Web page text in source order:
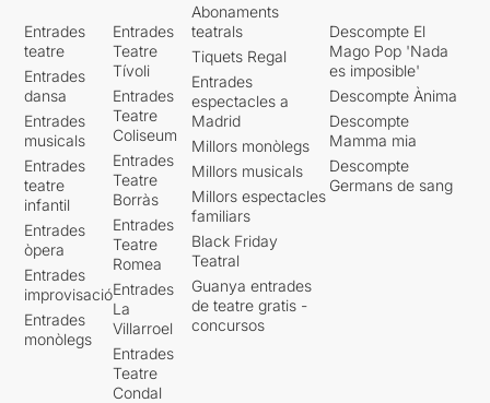
Entrades
teatre
Entrades
dansa
Entrades
musicals
Entrades
teatre
infantil
Entrades
òpera
Entrades
improvisació
Entrades
monòlegs
Entrades
Teatre
Tívoli
Entrades
Teatre
Coliseum
Entrades
Teatre
Borràs
Entrades
Teatre
Romea
Entrades
La
Villarroel
Entrades
Teatre
Condal
Abonaments
teatrals
Tiquets Regal
Entrades
espectacles a
Madrid
Millors monòlegs
Millors musicals
Millors espectacles
familiars
Black Friday
Teatral
Guanya entrades
de teatre gratis -
concursos
Descompte El
Mago Pop 'Nada
es imposible'
Descompte Ànima
Descompte
Mamma mia
Descompte
Germans de sang